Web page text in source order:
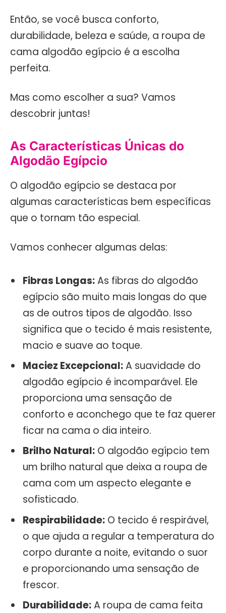
Então, se você busca conforto,
durabilidade, beleza e saúde, a roupa de
cama algodão egípcio é a escolha
perfeita.
Mas como escolher a sua? Vamos
descobrir juntas!
As Características Únicas do
Algodão Egípcio
O algodão egípcio se destaca por
algumas características bem específicas
que o tornam tão especial.
Vamos conhecer algumas delas:
Fibras Longas:As fibras do algodão
egípcio são muito mais longas do que
as de outros tipos de algodão. Isso
significa que o tecido é mais resistente,
macio e suave ao toque.
Maciez Excepcional:A suavidade do
algodão egípcio é incomparável. Ele
proporciona uma sensação de
conforto e aconchego que te faz querer
ficar na cama o dia inteiro.
Brilho Natural: O algodão egípcio tem
um brilho natural que deixa a roupa de
cama com um aspecto elegante e
sofisticado.
Respirabilidade: O tecido é respirável,
o que ajuda a regular a temperatura do
corpo durante a noite, evitando o suor
e proporcionando uma sensação de
frescor.
Durabilidade:A roupa de cama feita